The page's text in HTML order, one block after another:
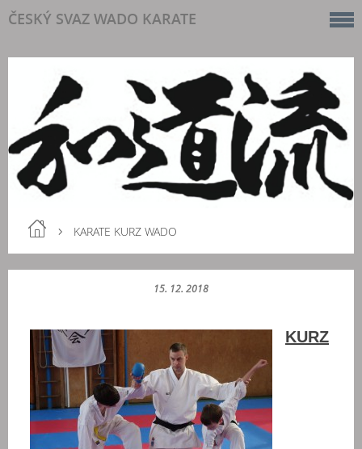
ČESKÝ SVAZ WADO KARATE
KARATE KURZ WADO
15. 12. 2018
KURZ